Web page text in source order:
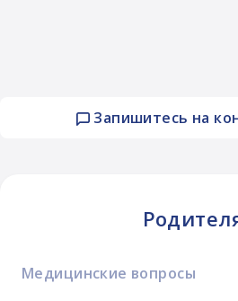
Запишитесь на
Медицинские вопросы